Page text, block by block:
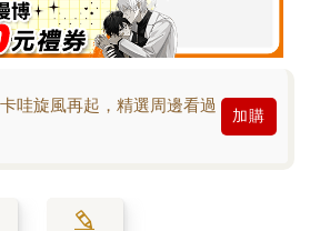
哇旋風再起，精選周邊看過
加購